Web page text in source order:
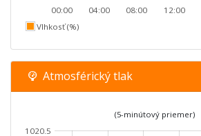
00:00
04:00
08:00
12:00
Vlhkosť (%)
Atmosférický tlak
(5-minútový priemer)
1020.5